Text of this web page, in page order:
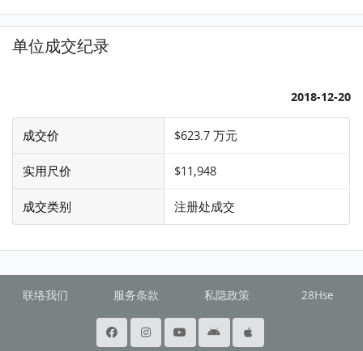
单位成交纪录
2018-12-20
成交价 $623.7 万元
实用尺价 $11,948
成交类别 注册处成交
联络我们 服务条款 私隐政策 28Hse